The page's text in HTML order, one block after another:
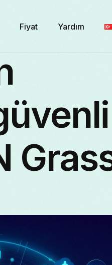
Fiyat Yardım